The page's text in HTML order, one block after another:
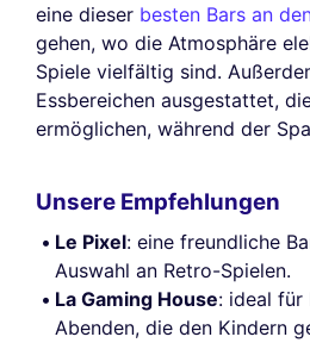
eine dieser besten Bars an
gehen, wo die Atmosphäre
Spiele vielfältig sind.
Essbereichen ausgestattet,
ermöglichen, während der
Unsere Empfehlungen
Le Pixel: eine freundliche
Auswahl an Retro-Spielen.
La Gaming House: ideal für
Abenden, die den Kindern